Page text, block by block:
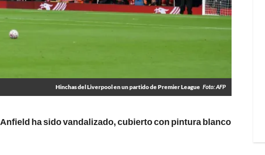
Hinchas del Liverpool en un partido de Premier League Foto: AFP
ha sido vandalizado, cubierto con pintura blanco